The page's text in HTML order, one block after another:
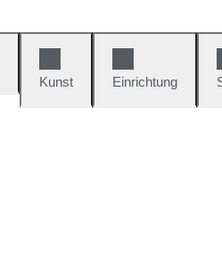
Kunst
Einrichtung